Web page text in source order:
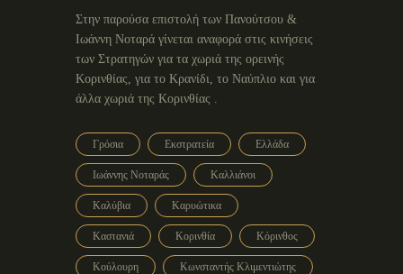
Στην παρούσα επιστολή των Πανούτσου &
Ιωάννη Νοταρά γίνεται αναφορά στις κινήσεις
των Στρατηγών για τα χωριά της ορεινής
Κορινθίας, για το Κρανίδι, το Ναύπλιο και για
άλλα χωριά της Κορινθίας .
Γρόσια Εκστρατεία Ελλάδα
Ιωάννης Νοταράς Καλλιάνοι
Καλύβια Καρυώτικα
Καστανιά Κορινθία Κόρινθος
Κούλουρη Κωνσταντής Κλιμεντιώτης